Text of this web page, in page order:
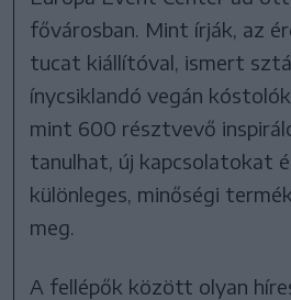
fővárosban. Mint írják, az
tucat kiállítóval, ismert
ínycsiklandó vegán
mint 600 résztvevő
tanulhat, új kapcsolatokat
különleges, minőségi
meg.
A fellépők között olyan